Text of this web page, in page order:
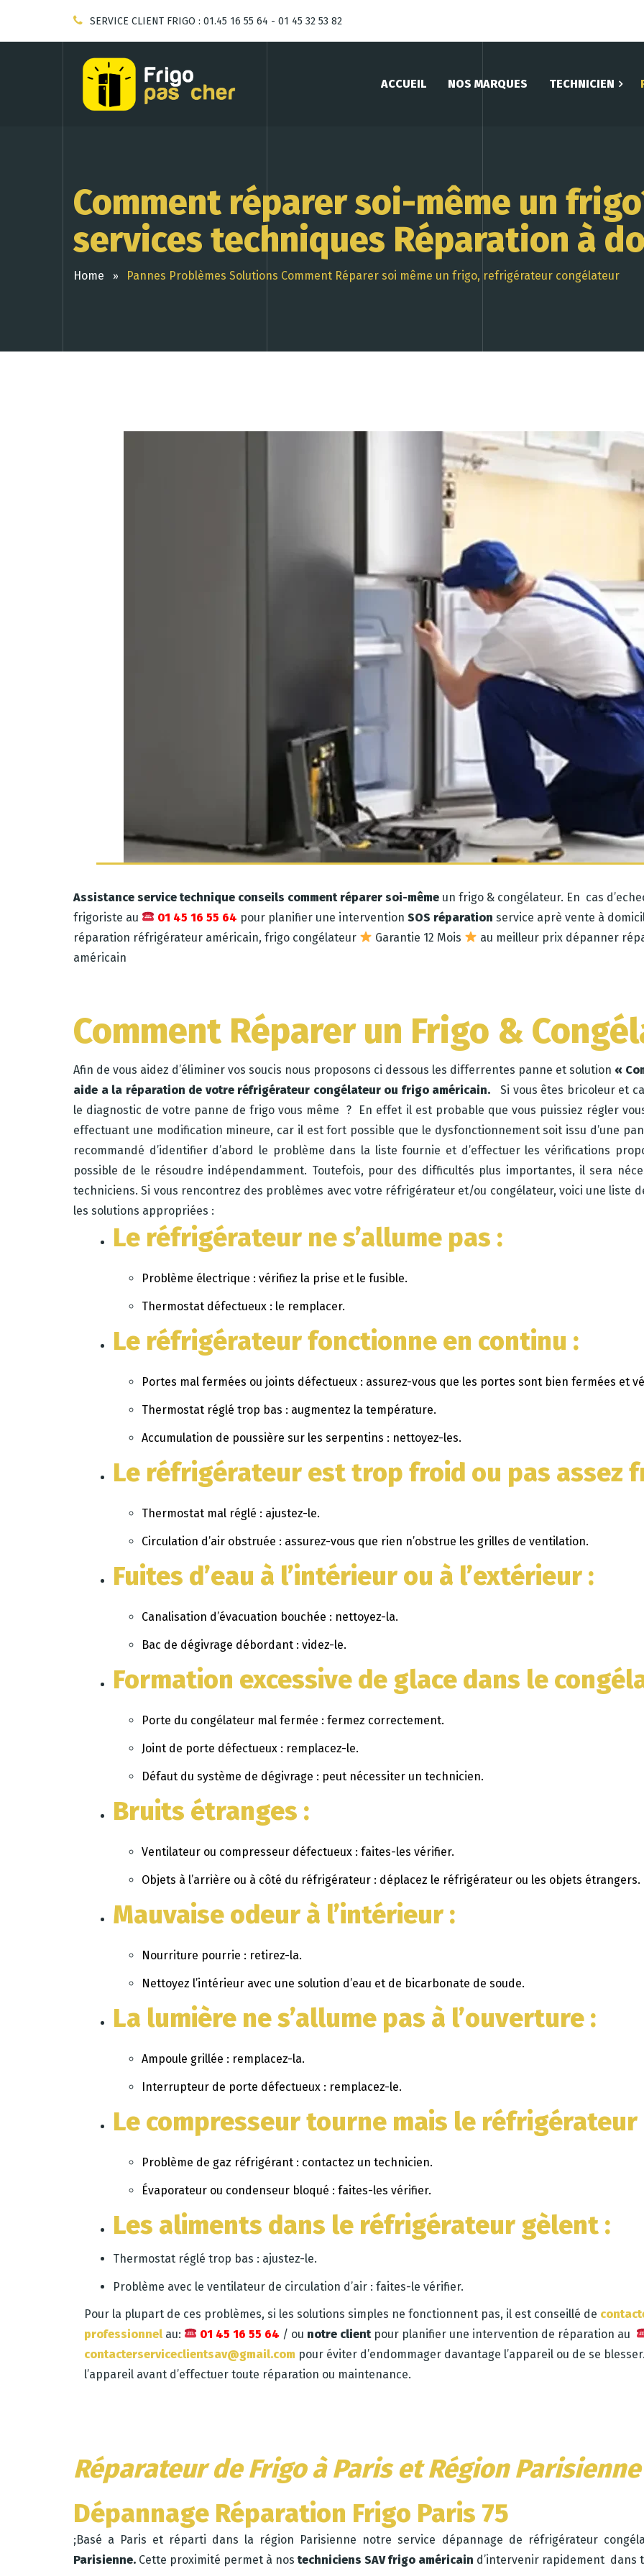
SERVICE CLIENT FRIGO : 01.45 16 55 64 - 01 45 32 53 82
ACCUEIL NOS MARQUES TECHNICIEN
Comment réparer soi-même un
services techniques Réparation à
Home Pannes Problèmes Solutions Comment Réparer soi même un frigo, refrigérateur congélateur
Assistance service technique conseils comment réparer soi-même un frigo & congélateur. En cas
frigoriste au
01 45 16 55 64 pour planifier une interventionSOS réparation service aprè vente à
réparation réfrigérateur américain, frigo congélateur
Garantie 12 Mois
au meilleur prix dépanner
américain
Comment Réparer un Frigo &
Afin de vous aidez d’éliminer vos soucis nous proposons ci dessous les differrentes panne et solution «
aide a la réparation de votre réfrigérateur congélateur ou frigo américain.
Si vous êtes bricoleur et
le diagnostic de votre panne de frigo vous même ? En effet il est probable que vous puissiez régler
effectuant une modification mineure, car il est fort possible que le dysfonctionnement soit issu d’une
recommandé d’identifier d’abord le problème dans la liste fournie et d’effectuer les vérifications
possible de le résoudre indépendamment. Toutefois, pour des difficultés plus importantes, il sera
techniciens. Si vous rencontrez des problèmes avec votre réfrigérateur et/ou congélateur, voici une liste
les solutions appropriées :
Le réfrigérateur ne s’allume pas :
Problème électrique : vérifiez la prise et le fusible.
Thermostat défectueux : le remplacer.
Le réfrigérateur fonctionne en continu :
Portes mal fermées ou joints défectueux : assurez-vous que les portes sont bien fermées et
Thermostat réglé trop bas : augmentez la température.
Accumulation de poussière sur les serpentins : nettoyez-les.
Le réfrigérateur est trop froid ou pas assez
Thermostat mal réglé : ajustez-le.
Circulation d’air obstruée : assurez-vous que rien n’obstrue les grilles de ventilation.
Fuites d’eau à l’intérieur ou à l’extérieur :
Canalisation d’évacuation bouchée : nettoyez-la.
Bac de dégivrage débordant : videz-le.
Formation excessive de glace dans le
Porte du congélateur mal fermée : fermez correctement.
Joint de porte défectueux : remplacez-le.
Défaut du système de dégivrage : peut nécessiter un technicien.
Bruits étranges :
Ventilateur ou compresseur défectueux : faites-les vérifier.
Objets à l’arrière ou à côté du réfrigérateur : déplacez le réfrigérateur ou les objets étrangers.
Mauvaise odeur à l’intérieur :
Nourriture pourrie : retirez-la.
Nettoyez l’intérieur avec une solution d’eau et de bicarbonate de soude.
La lumière ne s’allume pas à l’ouverture :
Ampoule grillée : remplacez-la.
Interrupteur de porte défectueux : remplacez-le.
Le compresseur tourne mais le
Problème de gaz réfrigérant : contactez un technicien.
Évaporateur ou condenseur bloqué : faites-les vérifier.
Les aliments dans le réfrigérateur gèlent :
Thermostat réglé trop bas : ajustez-le.
Problème avec le ventilateur de circulation d’air : faites-le vérifier.
Pour la plupart de ces problèmes, si les solutions simples ne fonctionnent pas, il est conseillé de
professionnel au: 01 45 16 55 64 / ou notre client pour planifier une intervention de réparation au
contacterserviceclientsav@gmail.com pour éviter d’endommager davantage l’appareil ou de se
l’appareil avant d’effectuer toute réparation ou maintenance.
Réparateur de Frigo à Paris et Région Parisienne
Dépannage Réparation Frigo Paris 75
;Basé a Paris et réparti dans la région Parisienne notre service dépannage de réfrigérateur
Parisienne. Cette proximité permet à nos techniciens SAV frigo américain d’intervenir rapidement dans